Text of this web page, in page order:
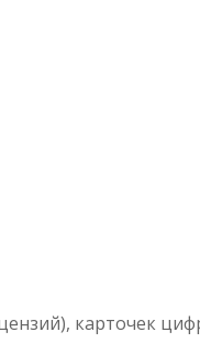
карточек